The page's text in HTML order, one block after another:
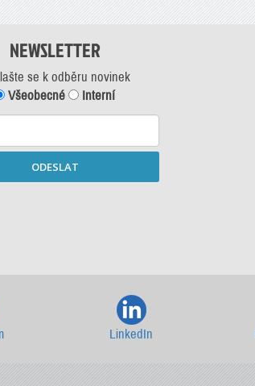
NEWSLETTER
se k odběru novinek
Všeobecné
Interní
ODESLAT
LinkedIn